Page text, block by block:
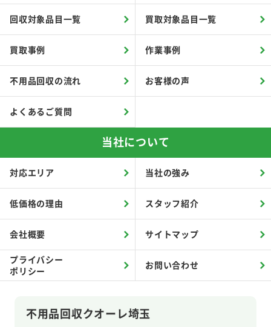
不用品回収クオーレ埼玉
回収対象品目一覧 買取対象品目一覧
買取事例 作業事例
不用品回収の流れ お客様の声
よくあるご質問
当社について
対応エリア 当社の強み
低価格の理由 スタッフ紹介
会社概要 サイトマップ
プライバシー
ポリシー
お問い合わせ